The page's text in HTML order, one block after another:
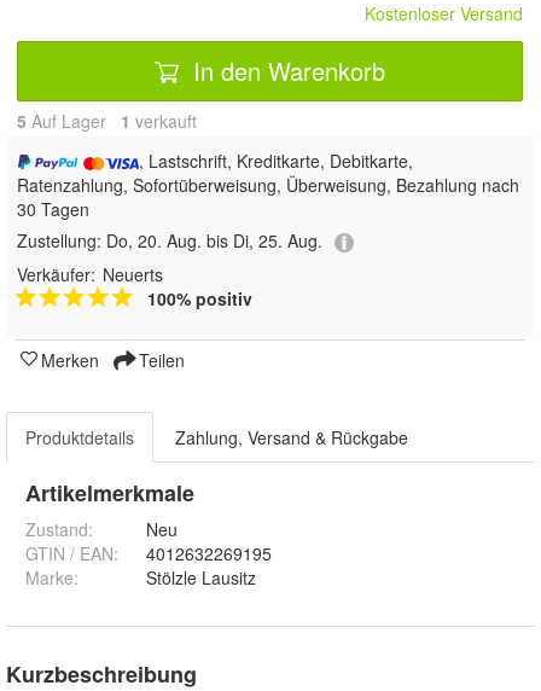
Kostenloser Versand
In den Warenkorb
5 Auf Lager 1 verkauft
, Lastschrift, Kreditkarte, Debitkarte,
Ratenzahlung, Sofortüberweisung, Überweisung, Bezahlung nach
30 Tagen
Zustellung: Do, 20. Aug. bis Di, 25. Aug.
Verkäufer: Neuerts
100% positiv
Merken Teilen
Produktdetails Zahlung, Versand & Rückgabe
Artikelmerkmale
Zustand:
Neu
GTIN / EAN:
4012632269195
Marke:
Stölzle Lausitz
Kurzbeschreibung